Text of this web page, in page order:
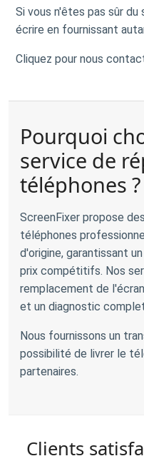
Si vous n'êtes pas sûr du
écrire en fournissant
Cliquez pour nous
Pourquoi
service de
téléphones ?
ScreenFixer propose
téléphones
d'origine, garantissant
prix compétitifs. Nos
remplacement de
et un diagnostic
Nous fournissons un
possibilité de livrer le
partenaires.
Clients